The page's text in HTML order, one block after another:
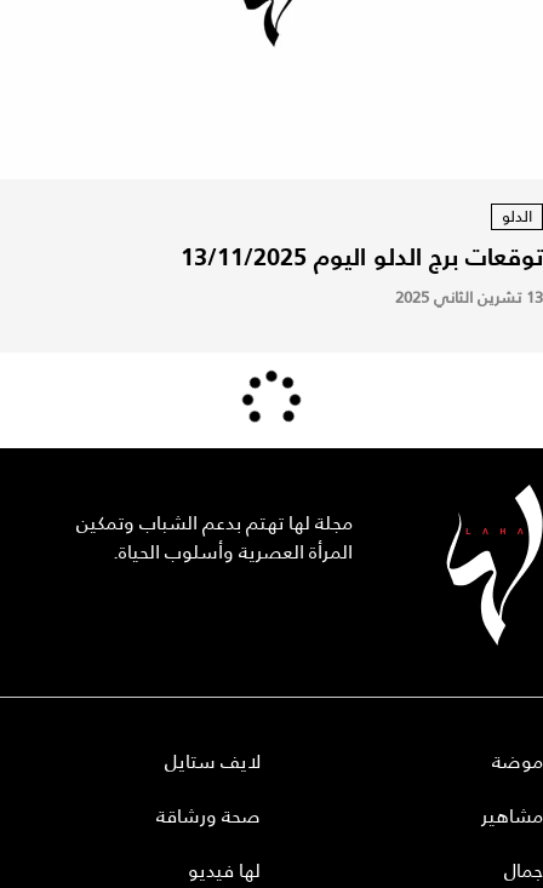
الدلو
توقعات برج الدلو اليوم 13/11/2025
13 تشرين الثاني 2025
مجلة لها تهتم بدعم الشباب وتمكين
المرأة العصرية وأسلوب الحياة.
موضة
مشاهير
جمال
لايف ستايل
صحة ورشاقة
لها فيديو